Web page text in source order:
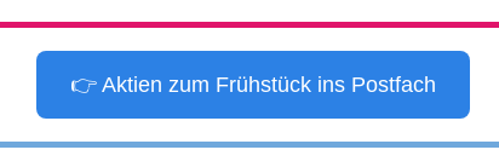
👉 Aktien zum Frühstück ins Postfach